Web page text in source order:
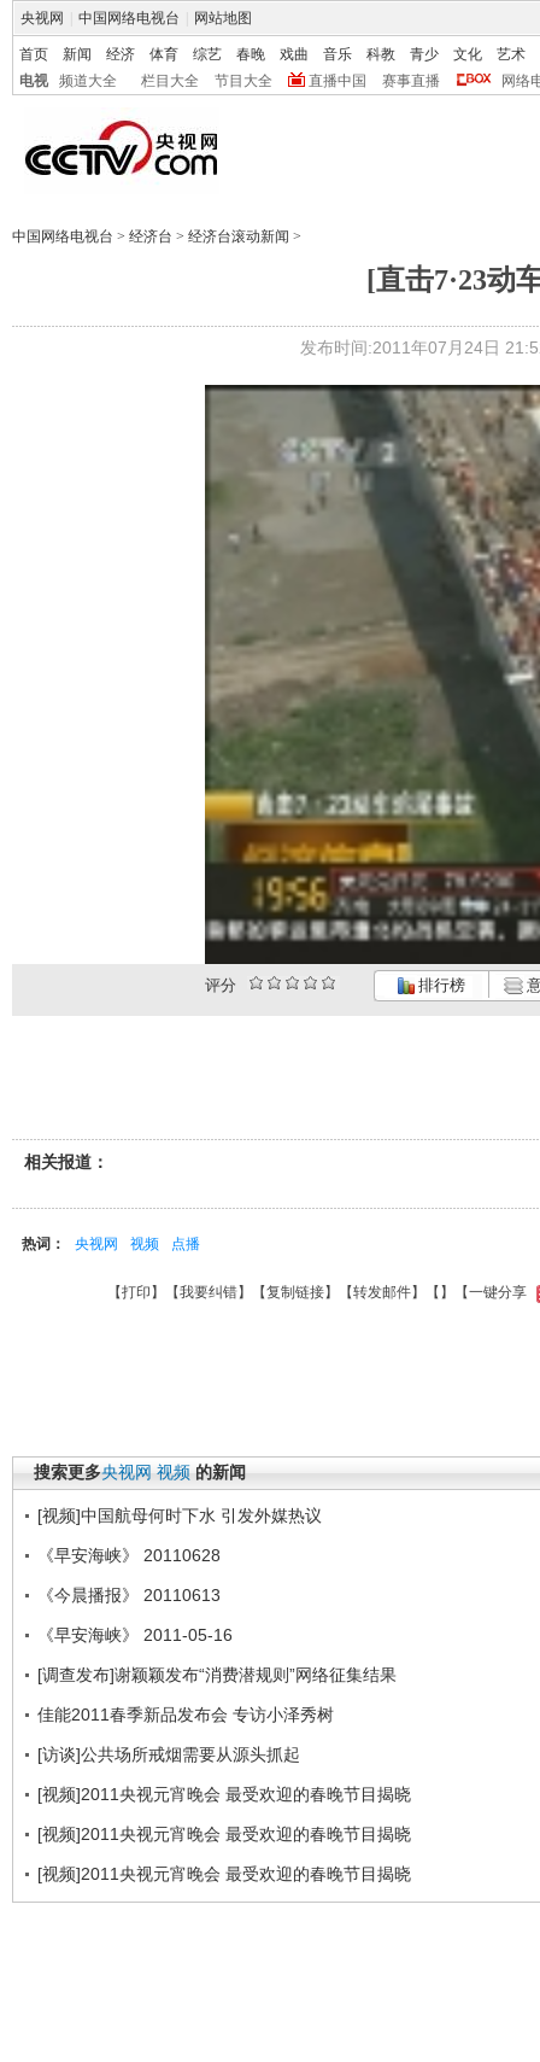
央视网 中国网络电视台 网站地图
首页 新闻 经济 体育 综艺 春晚 戏曲 音乐 科教 青少 文化
艺术
电视
频道大全 栏目大全 节目大全 直播中国 赛事直播 网络
中国网络电视台 > 经济台 > 经济台滚动新闻 >
[直击7·23动
发布时间:2011年07月24日
评分 排行榜
相关报道：
热词： 央视网 视频 点播
【打印 】【我要纠错】【复制链接】【转发邮件】【 】 【一键分享
搜索更多央视网 视频 的新闻
[视频]中国航母何时下水 引发外媒热议
《早安海峡》 20110628
《今晨播报》 20110613
《早安海峡》 2011-05-16
[调查发布]谢颖颖发布“消费潜规则”网络征集结果
佳能2011春季新品发布会 专访小泽秀树
[访谈]公共场所戒烟需要从源头抓起
[视频]2011央视元宵晚会 最受欢迎的春晚节目揭晓
[视频]2011央视元宵晚会 最受欢迎的春晚节目揭晓
[视频]2011央视元宵晚会 最受欢迎的春晚节目揭晓